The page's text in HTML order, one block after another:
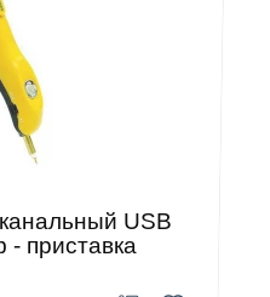
USB
- приставка